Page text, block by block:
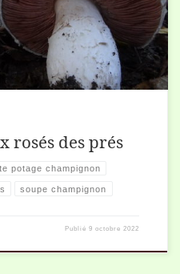
rosés des prés
potage champignon
soupe champignon
Publié9 octobre 2022